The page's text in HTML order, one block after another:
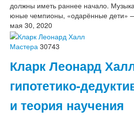
должны иметь раннее начало.
юные чемпионы, «одарённые дети»
мая 30, 2020
Мастера 30743
Кларк Леонард
гипотетико-
и теория научения